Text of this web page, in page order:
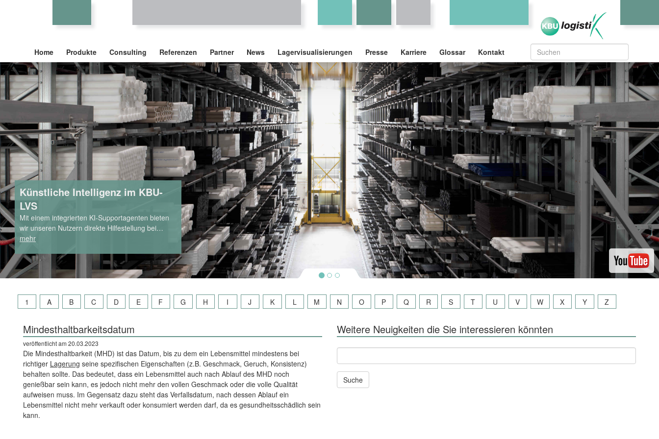
Home Produkte Consulting Referenzen Partner News Lagervisualisierungen Presse Karriere Glossar Kontakt
Künstliche Intelligenz im KBU-
LVS
Mit einem integrierten KI-Supportagenten bieten
wir unseren Nutzern direkte Hilfestellung bei…
mehr
1 A B C D E F G H I J K L M N O P Q R S T U V W X Y Z
Mindesthaltbarkeitsdatum
veröffentlicht am 20.03.2023
Die Mindesthaltbarkeit (MHD) ist das Datum, bis zu dem ein Lebensmittel mindestens bei
richtiger Lagerung seine spezifischen Eigenschaften (z.B. Geschmack, Geruch, Konsistenz)
behalten sollte. Das bedeutet, dass ein Lebensmittel auch nach Ablauf des MHD noch
genießbar sein kann, es jedoch nicht mehr den vollen Geschmack oder die volle Qualität
aufweisen muss. Im Gegensatz dazu steht das Verfallsdatum, nach dessen Ablauf ein
Lebensmittel nicht mehr verkauft oder konsumiert werden darf, da es gesundheitsschädlich sein
kann.
Weitere Neuigkeiten die Sie interessieren könnten
Andere
News
und
Seiten
durchsuchen